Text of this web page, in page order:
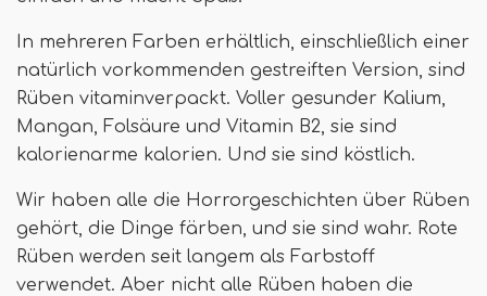
In mehreren Farben erhältlich, einschließlich einer
natürlich vorkommenden gestreiften Version, sind
Rüben vitaminverpackt. Voller gesunder Kalium,
Mangan, Folsäure und Vitamin B2, sie sind
kalorienarme kalorien. Und sie sind köstlich.
Wir haben alle die Horrorgeschichten über Rüben
gehört, die Dinge färben, und sie sind wahr. Rote
Rüben werden seit langem als Farbstoff
verwendet. Aber nicht alle Rüben haben die